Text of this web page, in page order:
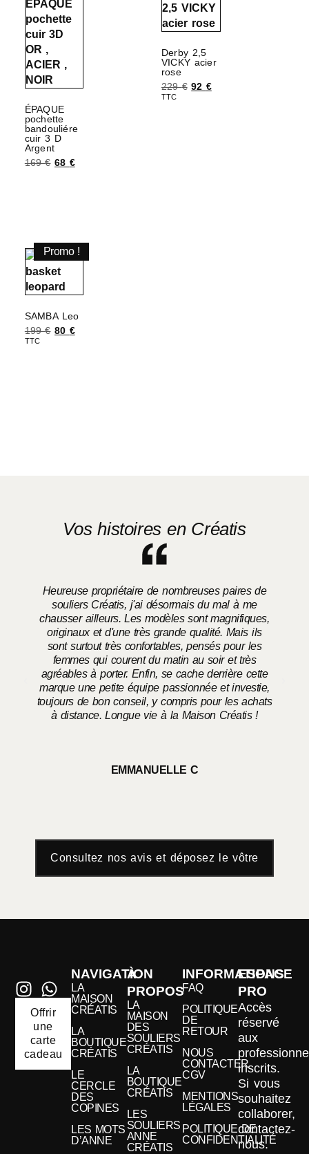
ÉPAQUE
pochette
bandouliére
cuir 3 D
Argent
169€ 68 €
Derby 2,5
VICKY acier
rose
229€ 92 €
TTC
Promo !
SAMBA Leo
199€ 80 €
TTC
Vos histoires en Créatis
Heureuse propriétaire de nombreuses paires de
souliers Créatis, j'ai désormais du mal à me
chausser ailleurs. Les modèles sont magnifiques,
originaux et d'une très grande qualité. Mais ils
sont surtout très confortables, pensés pour les
femmes qui courent du matin au soir et très
agréables à porter. Enfin, se cache derrière cette
marque une petite équipe passionnée et investie,
toujours de bon conseil, y compris pour les achats
à distance. Longue vie à la Maison Créatis !
EMMANUELLE C
Consultez nos avis et déposez le vôtre
Offrir
une
carte
cadeau
NAVIGATION
LA
MAISON
CRÉATIS
LA
BOUTIQUE
CRÉATIS
LE
CERCLE
DES
COPINES
LES MOTS
D’ANNE
À
PROPOS
LA
MAISON
DES
SOULIERS
CRÉATIS
LA
BOUTIQUE
CRÉATIS
LES
SOULIERS
ANNE
CRÉATIS
INFORMATIONS
FAQ
POLITIQUE
DE
RETOUR
NOUS
CONTACTER
CGV
MENTIONS
LÉGALES
POLITIQUE DE
CONFIDENTIALITÉ
ESPACE
PRO
Accès
réservé
aux
inscrits.
Si vous
souhaitez
collaborer,
contactez-
nous.